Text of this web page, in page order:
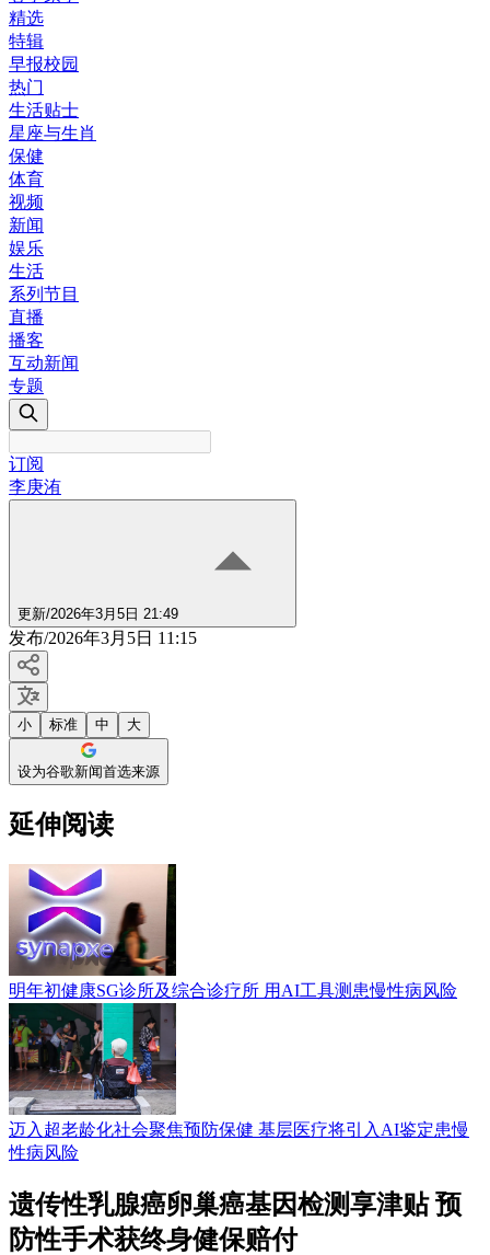
精选
特辑
早报校园
热门
生活贴士
星座与生肖
保健
体育
视频
新闻
娱乐
生活
系列节目
直播
播客
互动新闻
专题
订阅
李庚洧
更新/2026年3月5日 21:49
发布/2026年3月5日 11:15
小 标准 中 大
设为谷歌新闻首选来源
延伸阅读
明年初健康SG诊所及综合诊疗所 用AI工具测患慢性病风险
迈入超老龄化社会聚焦预防保健 基层医疗将引入AI鉴定患慢
性病风险
遗传性乳腺癌卵巢癌基因检测享津贴 预
防性手术获终身健保赔付